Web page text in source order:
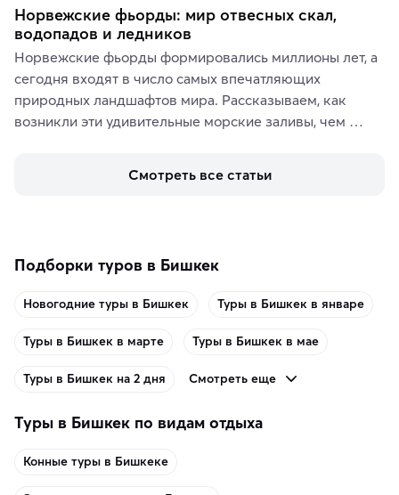
Норвежские фьорды: мир отвесных скал,
водопадов и ледников
Норвежские фьорды формировались миллионы лет, а
сегодня входят в число самых впечатляющих
природных ландшафтов мира. Рассказываем, как
возникли эти удивительные морские заливы, чем
включить в маршрут по Норвегии.
Смотреть все статьи
Подборки туров в Бишкек
Новогодние туры в Бишкек Туры в Бишкек в январе
Туры в Бишкек в марте Туры в Бишкек в мае
Туры в Бишкек на 2 дня Смотреть еще
Туры в Бишкек по видам отдыха
Конные туры в Бишкеке